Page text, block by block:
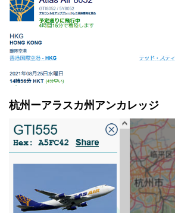
杭州ーアラスカ州アンカレッジ